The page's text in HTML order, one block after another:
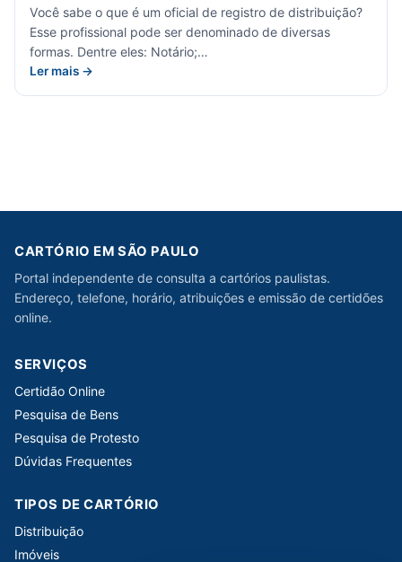
Você sabe o que é um oficial de registro de distribuição?
Esse profissional pode ser denominado de diversas
formas. Dentre eles: Notário;…
Ler mais →
CARTÓRIO EM SÃO PAULO
Portal independente de consulta a cartórios paulistas.
Endereço, telefone, horário, atribuições e emissão de certidões
online.
SERVIÇOS
Certidão Online
Pesquisa de Bens
Pesquisa de Protesto
Dúvidas Frequentes
TIPOS DE CARTÓRIO
Distribuição
Imóveis